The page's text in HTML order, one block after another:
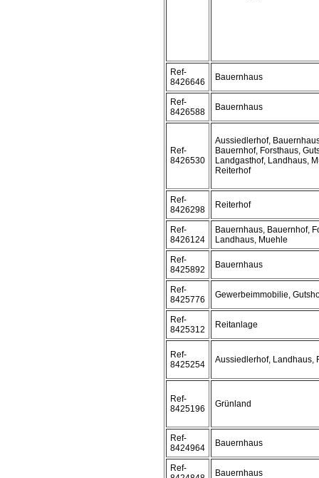
Ref-
8426646
Bauernhaus
Ref-
8426588
Bauernhaus
Ref-
8426530
Aussiedlerhof,
Bauernhof, Forsthaus,
Landgasthof, Landhaus,
Reiterhof
Ref-
8426298
Reiterhof
Ref-
8426124
Bauernhaus, Bauernhof,
Landhaus, Muehle
Ref-
8425892
Bauernhaus
Ref-
8425776
Gewerbeimmobilie,
Ref-
8425312
Reitanlage
Ref-
8425254
Aussiedlerhof, Landhaus,
Ref-
8425196
Grünland
Ref-
8424964
Bauernhaus
Ref-
Bauernhaus